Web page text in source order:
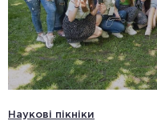
Наукові пікніки